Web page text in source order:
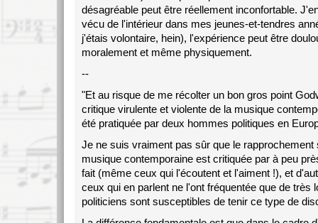
désagréable peut être réellement inconfortable.
vécu de l'intérieur dans mes jeunes-et-tendres
j'étais volontaire, hein), l'expérience peut être
moralement et même physiquement.
--
"Et au risque de me récolter un bon gros point
critique virulente et violente de la musique
été pratiquée par deux hommes politiques en
Je ne suis vraiment pas sûr que le rapprochement
musique contemporaine est critiquée par à peu
fait (même ceux qui l'écoutent et l'aiment !), et
ceux qui en parlent ne l'ont fréquentée que de très
politiciens sont susceptibles de tenir ce type de